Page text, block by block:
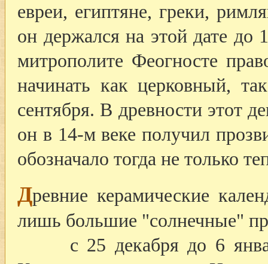
евреи, египтяне, греки,
он держался на этой дате до
митрополите Феогносте
начинать как церковный,
сентября. В древности этот
он в 14-м веке получил
обозначало тогда не только
Древние керамические
лишь большие "солнечные"
с 25 декабря до 6